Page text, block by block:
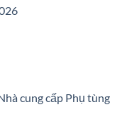
cung cấp Phụ tùng